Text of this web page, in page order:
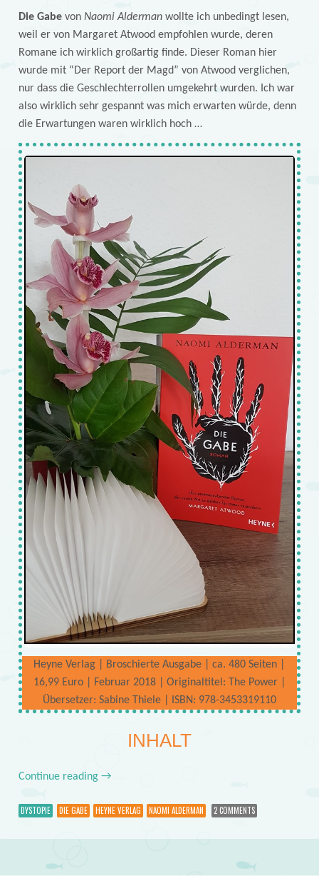
Die Gabevon Naomi Aldermanwollte ich unbedingt lesen,
weil er von Margaret Atwood empfohlen wurde, deren
Romane ich wirklich großartig finde. Dieser Roman hier
wurde mit “Der Report der Magd” von Atwood verglichen,
nur dass die Geschlechterrollen umgekehrt wurden. Ich war
also wirklich sehr gespannt was mich erwarten würde, denn
die Erwartungen waren wirklich hoch …
Heyne Verlag | Broschierte Ausgabe | ca. 480 Seiten |
16,99 Euro | Februar 2018 | Originaltitel: The Power |
Übersetzer: Sabine Thiele | ISBN: 978-3453319110
INHALT
Continue reading →
DYSTOPIE DIE GABE HEYNE VERLAG NAOMI ALDERMAN 2 COMMENTS